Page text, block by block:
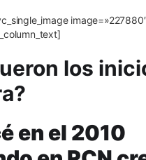
los
en el 2010